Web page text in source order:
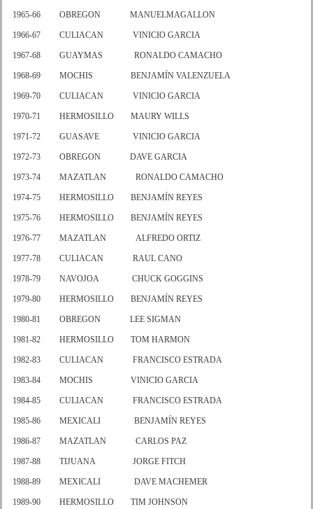
1965-66 OBREGON MANUELMAGALLON
1966-67 CULIACAN VINICIO GARCIA
1967-68 GUAYMAS RONALDO CAMACHO
1968-69 MOCHIS BENJAMÍN VALENZUELA
1969-70 CULIACAN VINICIO GARCIA
1970-71 HERMOSILLO MAURY WILLS
1971-72 GUASAVE VINICIO GARCIA
1972-73 OBREGON DAVE GARCIA
1973-74 MAZATLAN RONALDO CAMACHO
1974-75 HERMOSILLO BENJAMÍN REYES
1975-76 HERMOSILLO BENJAMÍN REYES
1976-77 MAZATLAN ALFREDO ORTIZ
1977-78 CULIACAN RAUL CANO
1978-79 NAVOJOA CHUCK GOGGINS
1979-80 HERMOSILLO BENJAMÍN REYES
1980-81 OBREGON LEE SIGMAN
1981-82 HERMOSILLO TOM HARMON
1982-83 CULIACAN FRANCISCO ESTRADA
1983-84 MOCHIS VINICIO GARCIA
1984-85 CULIACAN FRANCISCO ESTRADA
1985-86 MEXICALI BENJAMÍN REYES
1986-87 MAZATLAN CARLOS PAZ
1987-88 TIJUANA JORGE FITCH
1988-89 MEXICALI DAVE MACHEMER
1989-90 HERMOSILLO TIM JOHNSON